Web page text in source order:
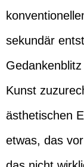
sekundär
Kunst
ästhetischen
etwas, das